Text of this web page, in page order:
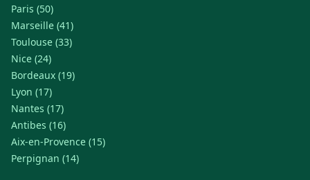
Paris (50)
Marseille (41)
Toulouse (33)
Nice (24)
Bordeaux (19)
Lyon (17)
Nantes (17)
Antibes (16)
Aix-en-Provence (15)
Perpignan (14)